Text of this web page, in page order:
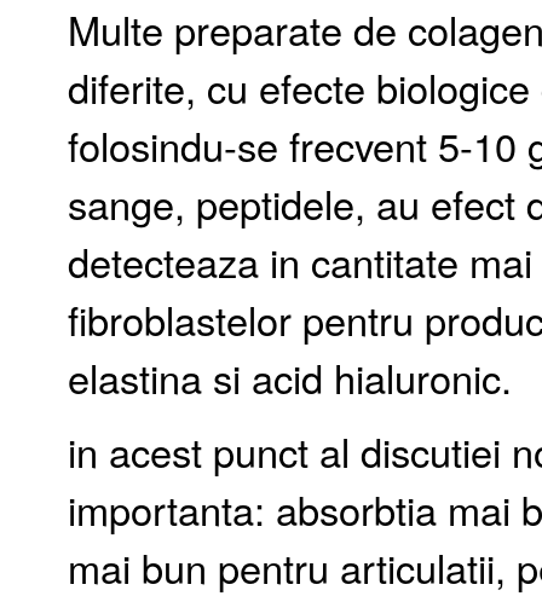
Multe preparate de
diferite, cu efecte
folosindu-se frecvent 5-10
sange, peptidele, au efect
detecteaza in cantitate
fibroblastelor pentru
elastina si acid hialuronic.
in acest punct al discutiei
importanta: absorbtia mai
mai bun pentru articulatii,